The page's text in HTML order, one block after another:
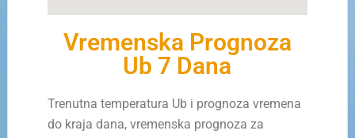
Vremenska Prognoza
Ub 7 Dana
Trenutna temperatura Ub i prognoza vremena
do kraja dana, vremenska prognoza za